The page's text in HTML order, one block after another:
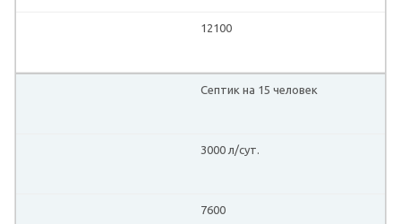
12100
Септик на 15 человек
3000 л/сут.
7600